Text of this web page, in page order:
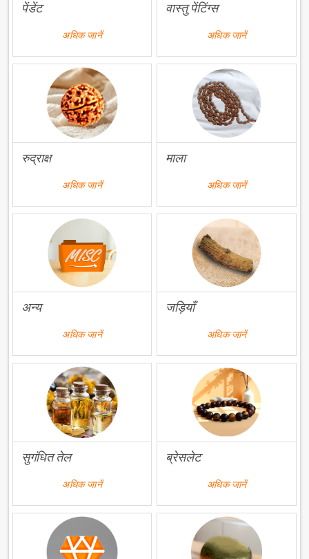
पेंडेंट
अधिक जानें
वास्तु पेंटिंग्स
अधिक जानें
रुद्राक्ष
अधिक जानें
माला
अधिक जानें
अन्य
अधिक जानें
जड़ियाँ
अधिक जानें
सुगंधित तेल
अधिक जानें
ब्रेसलेट
अधिक जानें